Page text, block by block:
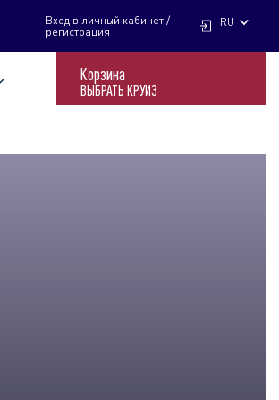
Вход в личный кабинет /
регистрация
RU
Корзина
ВЫБРАТЬ КРУИЗ